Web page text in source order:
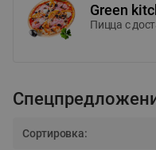
Green
Пицца c
Сортировка: